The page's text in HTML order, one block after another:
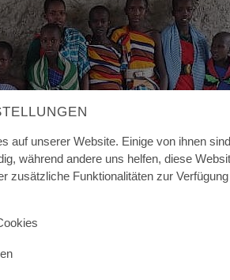
auf unserer Website. Einige von ihnen
während andere uns helfen, diese
zusätzliche Funktionalitäten zur Verfügung